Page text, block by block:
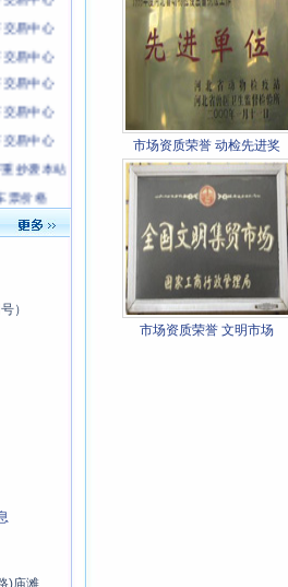
易中心
易中心
易中心
易中心
易中心
抄袭本站
票价格
科技苑
合)
防治(上)
；子姜地
术(A)
防治(下)
(C)
术(B)
）
市场资质荣誉 动检先进奖
市场资质荣誉 文明市场